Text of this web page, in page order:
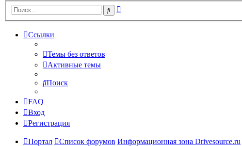
Поиск
Ссылки
Темы без ответов
Активные темы
Поиск
FAQ
Вход
Регистрация
Портал Список форумов Информационная зона Drivesource.ru